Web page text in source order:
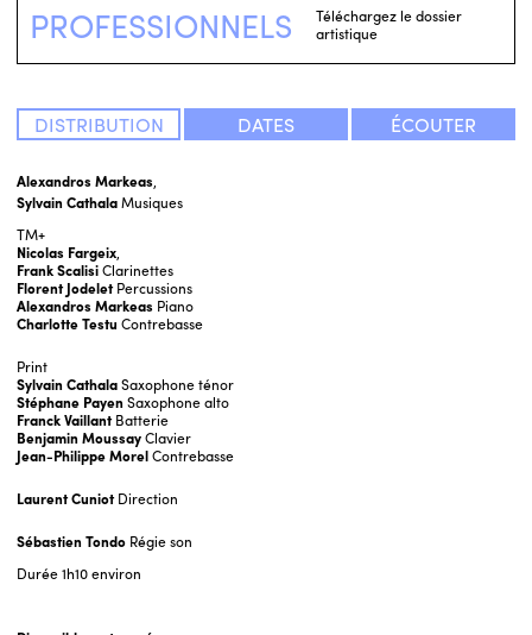
Alexandros Markeas,
Sylvain CathalaMusiques
TM+
Nicolas Fargeix,
Frank ScalisiClarinettes
Florent JodeletPercussions
Alexandros Markeas Piano
Charlotte Testu Contrebasse
Print
Sylvain CathalaSaxophone ténor
Stéphane Payen Saxophone alto
Franck VaillantBatterie
Benjamin MoussayClavier
Jean-Philippe MorelContrebasse
Laurent CuniotDirection
Sébastien Tondo Régie son
Durée1h10 environ
PROFESSIONNELS
Téléchargez le dossier
artistique
DISTRIBUTION DATES ÉCOUTER